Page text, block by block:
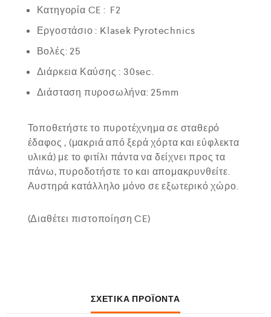
Κατηγορία CE : F2
Εργοστάσιο : Klasek Pyrotechnics
Βολές: 25
Διάρκεια Καύσης : 30sec.
Διάσταση πυροσωλήνα: 25mm
Τοποθετήστε το πυροτέχνημα σε σταθερό
έδαφος , (μακριά από ξερά χόρτα και εύφλεκτα
υλικά) με το φιτίλι πάντα να δείχνει προς τα
πάνω, πυροδοτήστε το και απομακρυνθείτε.
Αυστηρά κατάλληλο μόνο σε εξωτερικό χώρο.
(Διαθέτει πιστοποίηση CE)
ΣΧΕΤΙΚΆ ΠΡΟΪΌΝΤΑ